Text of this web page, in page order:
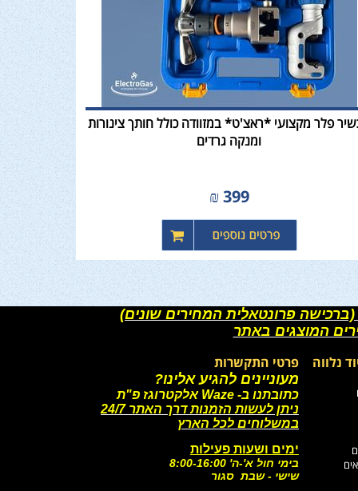
פלר מקצועי *ראצ'ט* במזוודה כולל חותך צינורות
ומנקה גרדים
399
₪
פרונטאלית המחירים שונים)
המוצגים באתר
נלווה פרטי התקשרות
מעוניינים להגיע אלינו?
כתובתנו ב- Waze אלקטרוגז פ"ת
ניתן לעשות הזמנות דרך האתר 24/7
במשלוחים לכל הארץ
ימים ושעות פעילות
בימי חול א'-ה' 8:00-16:00
שישי - שבת סגור